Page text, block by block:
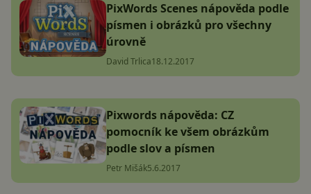
PixWords Scenes nápověda podle
písmen i obrázků pro všechny
úrovně
David Trlica18.12.2017
Pixwords nápověda: CZ
pomocník ke všem obrázkům
podle slov a písmen
Petr Mišák5.6.2017